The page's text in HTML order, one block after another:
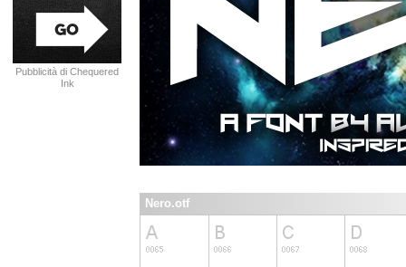
Pubblicità di Chequered
Ink
Nero.otf